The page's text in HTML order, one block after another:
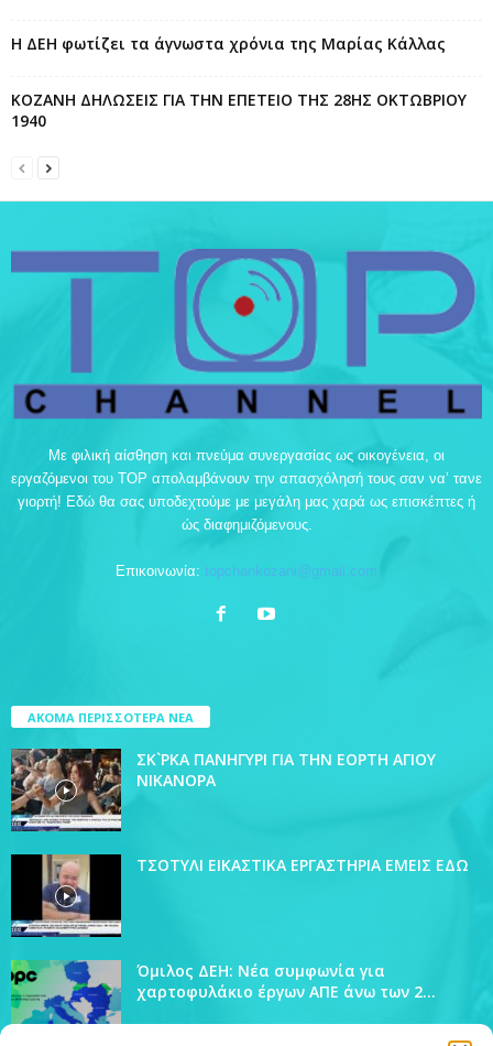
Η ΔΕΗ φωτίζει τα άγνωστα χρόνια της Μαρίας Κάλλας
ΚΟΖΑΝΗ ΔΗΛΩΣΕΙΣ ΓΙΑ ΤΗΝ ΕΠΕΤΕΙΟ ΤΗΣ 28ΗΣ ΟΚΤΩΒΡΙΟΥ
1940
Με φιλική αίσθηση και πνεύμα συνεργασίας ως οικογένεια, οι
εργαζόμενοι του TOP απολαμβάνουν την απασχόλησή τους σαν να’ τανε
γιορτή! Εδώ θα σας υποδεχτούμε με μεγάλη μας χαρά ως επισκέπτες ή
ώς διαφημιζόμενους.
Επικοινωνία: topchankozani@gmail.com
ΑΚΟΜΑ ΠΕΡΙΣΣΟΤΕΡΑ ΝΕΑ
ΣΚ`ΡΚΑ ΠΑΝΗΓΥΡΙ ΓΙΑ ΤΗΝ ΕΟΡΤΗ ΑΓΙΟΥ
ΝΙΚΑΝΟΡΑ
ΤΣΟΤΥΛΙ ΕΙΚΑΣΤΙΚΑ ΕΡΓΑΣΤΗΡΙΑ ΕΜΕΙΣ ΕΔΩ
Όμιλος ΔΕΗ: Νέα συμφωνία για
χαρτοφυλάκιο έργων ΑΠΕ άνω των 2...